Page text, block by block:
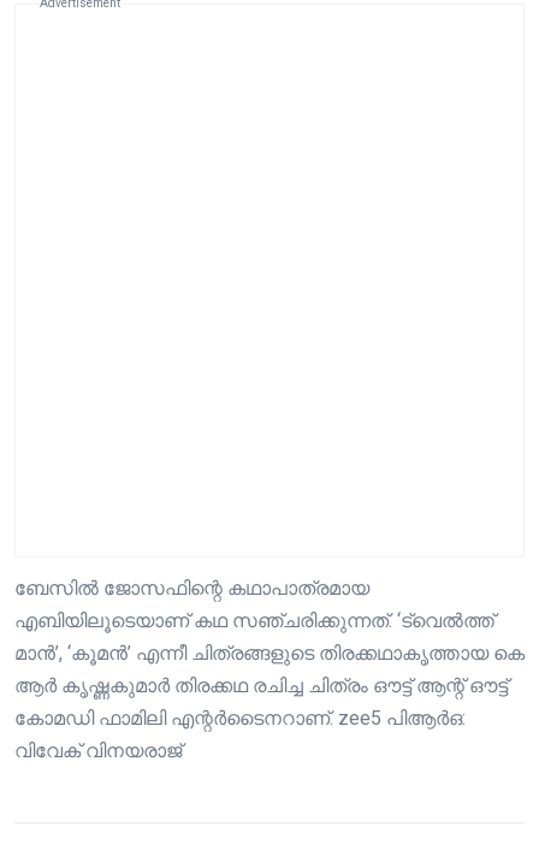
Advertisement
ബേസിൽ ജോസഫിന്റെ കഥാപാത്രമായ
എബിയിലൂടെയാണ് കഥ സഞ്ചരിക്കുന്നത്. ‘ട്വെൽത്ത്
മാൻ’, ‘കൂമൻ’ എന്നീ ചിത്രങ്ങളുടെ തിരക്കഥാകൃത്തായ കെ
ആർ കൃഷ്ണകുമാർ തിരക്കഥ രചിച്ച ചിത്രം ഔട്ട് ആന്റ് ഔട്ട്
കോമഡി ഫാമിലി എന്റർടൈനറാണ്. zee5 പിആർഒ:
വിവേക് വിനയരാജ്